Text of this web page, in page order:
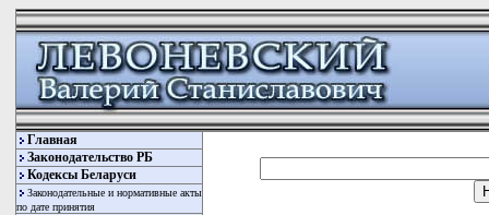
Главная
Законодательство РБ
Кодексы Беларуси
Законодательные и нормативные акты
по дате принятия